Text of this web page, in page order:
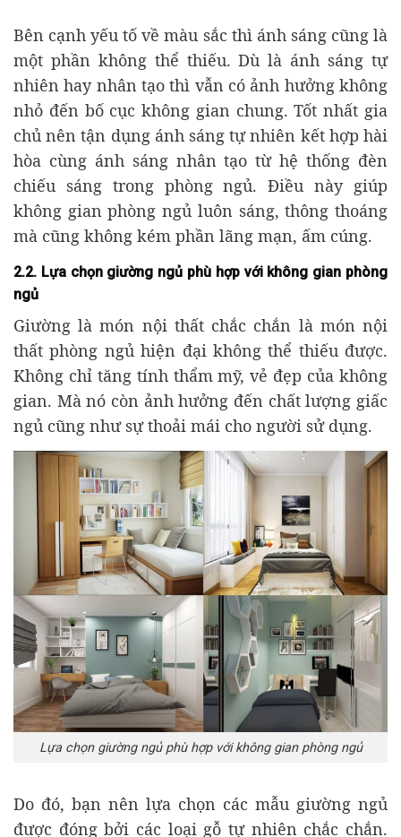
Bên cạnh yếu tố về màu sắc thì ánh sáng cũng là
một phần không thể thiếu. Dù là ánh sáng tự
nhiên hay nhân tạo thì vẫn có ảnh hưởng không
nhỏ đến bố cục không gian chung. Tốt nhất gia
chủ nên tận dụng ánh sáng tự nhiên kết hợp hài
hòa cùng ánh sáng nhân tạo từ hệ thống đèn
chiếu sáng trong phòng ngủ. Điều này giúp
không gian phòng ngủ luôn sáng, thông thoáng
mà cũng không kém phần lãng mạn, ấm cúng.
2.2. Lựa chọn giường ngủ phù hợp với không gian phòng
ngủ
Giường là món nội thất chắc chắn là món nội
thất phòng ngủ hiện đại không thể thiếu được.
Không chỉ tăng tính thẩm mỹ, vẻ đẹp của không
gian. Mà nó còn ảnh hưởng đến chất lượng giấc
ngủ cũng như sự thoải mái cho người sử dụng.
Lựa chọn giường ngủ phù hợp với không gian phòng ngủ
Do đó, bạn nên lựa chọn các mẫu giường ngủ
được đóng bởi các loại gỗ tự nhiên chắc chắn.